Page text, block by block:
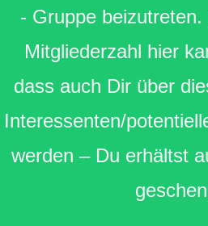
- Gruppe
Mitgliederzahl hier
dass auch Dir über
Interessenten/
werden – Du erhältst